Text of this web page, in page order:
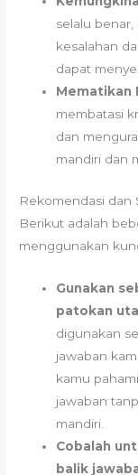
selalu
kesalahan
dapat
Mematikan
membatasi
dan
mandiri dan
Rekomendasi dan
Berikut adalah
menggunakan
Gunakan
patokan
digunakan
jawaban
kamu
jawaban
mandiri.
Cobalah
balik